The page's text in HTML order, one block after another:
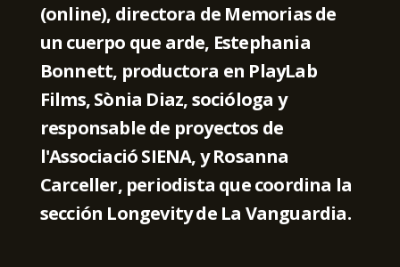
(online), directora de Memorias de
un cuerpo que arde, Estephania
Bonnett, productora en PlayLab
Films, Sònia Diaz, socióloga y
responsable de proyectos de
l'Associació SIENA, y Rosanna
Carceller, periodista que coordina la
sección Longevity de La Vanguardia.